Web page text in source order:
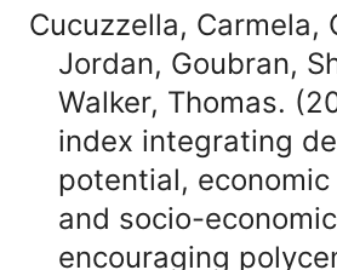
Cucuzzella, Carmela,
Jordan, Goubran,
Walker, Thomas.
index integrating
potential, economic
and socio-
encouraging